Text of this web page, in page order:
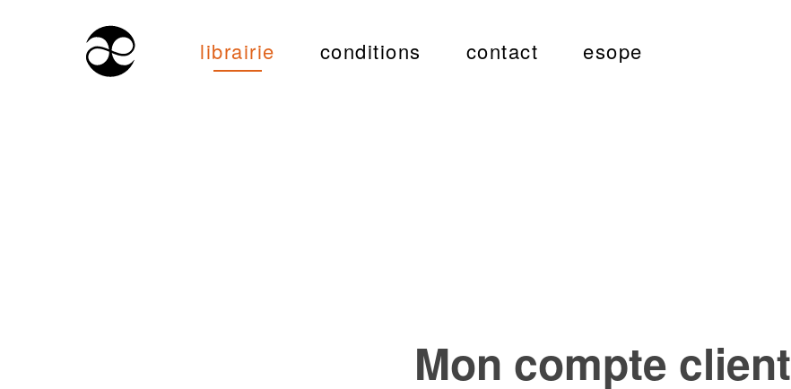
librairie conditions contact esope
Mon compte client